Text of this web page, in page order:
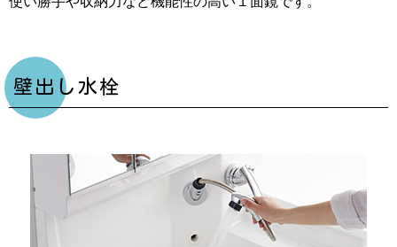
壁出し水栓